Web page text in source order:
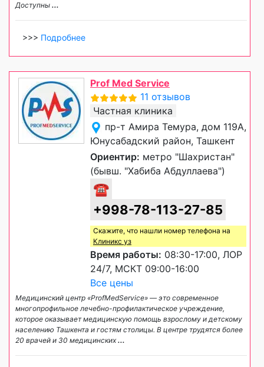
Доступны ...
>>> Подробнее
Prof Med Service
11 отзывов
Частная клиника
пр-т Амира Темура, дом 119А,
Юнусабадский район, Ташкент
Ориентир: метро "Шахристан"
(бывш. "Хабиба Абдуллаева")
☎
+998-78-113-27-85
Скажите, что нашли номер телефона на
Клиникс уз
Время работы: 08:30-17:00, ЛОР
24/7, МСКТ 09:00-16:00
Все цены
Медицинский центр «ProfMedService» — это современное
многопрофильное лечебно-профилактическое учреждение,
которое оказывает медицинскую помощь взрослому и детскому
населению Ташкента и гостям столицы. В центре трудятся более
20 врачей и 30 медицинских...